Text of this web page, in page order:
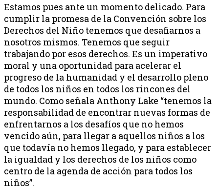
Estamos pues ante un momento delicado. Para
cumplir la promesa de la Convención sobre los
Derechos del Niño tenemos que desafiarnos a
nosotros mismos. Tenemos que seguir
trabajando por esos derechos. Es un imperativo
moral y una oportunidad para acelerar el
progreso de la humanidad y el desarrollo pleno
de todos los niños en todos los rincones del
mundo. Como señala Anthony Lake “tenemos la
responsabilidad de encontrar nuevas formas de
enfrentarnos a los desafíos que no hemos
vencido aún, para llegar a aquellos niños a los
que todavía no hemos llegado, y para establecer
la igualdad y los derechos de los niños como
centro de la agenda de acción para todos los
niños”.